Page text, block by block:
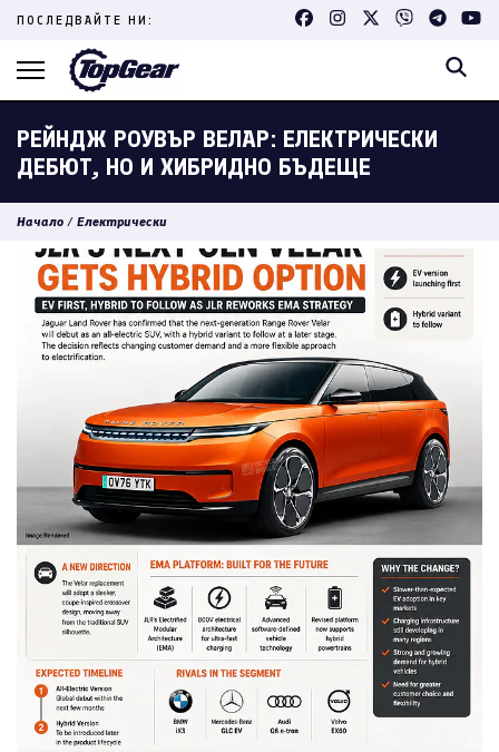
Skip
content
Enter)
ПОСЛЕДВАЙТЕ НИ:
РЕЙНДЖ РОУВЪР ВЕЛАР: ЕЛЕКТРИЧЕСКИ
ДЕБЮТ, НО И ХИБРИДНО БЪДЕЩЕ
Начало / Електрически